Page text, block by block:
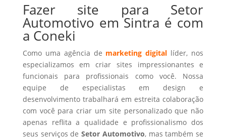
Fazer site para Setor
Automotivo em Sintra é com
a Coneki
Como uma agência de marketing digital líder, nos
especializamos em criar sites impressionantes e
funcionais para profissionais como você. Nossa
equipe de especialistas em design e
desenvolvimento trabalhará em estreita colaboração
com você para criar um site personalizado que não
apenas reflita a qualidade e profissionalismo dos
seus serviços deSetor Automotivo, mas também se